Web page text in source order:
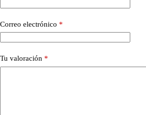
Correo electrónico *
Tu valoración *